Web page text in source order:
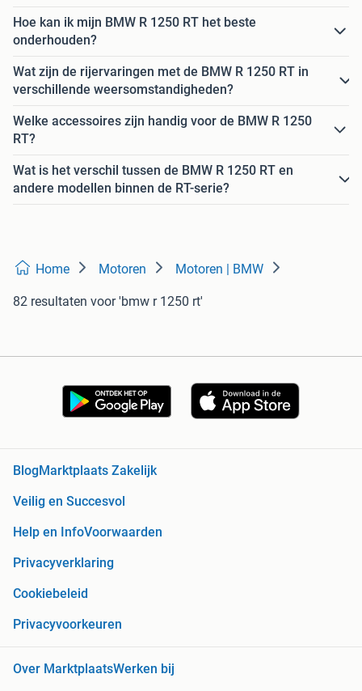
Hoe kan ik mijn BMW R 1250 RT het beste
onderhouden?
Wat zijn de rijervaringen met de BMW R 1250 RT in
verschillende weersomstandigheden?
Welke accessoires zijn handig voor de BMW R 1250
RT?
Wat is het verschil tussen de BMW R 1250 RT en
andere modellen binnen de RT-serie?
Home Motoren Motoren | BMW
82 resultaten voor 'bmw r 1250 rt'
Blog Marktplaats Zakelijk
Veilig en Succesvol
Help en InfoVoorwaarden
Privacyverklaring
Cookiebeleid
Privacyvoorkeuren
Over MarktplaatsWerken bij